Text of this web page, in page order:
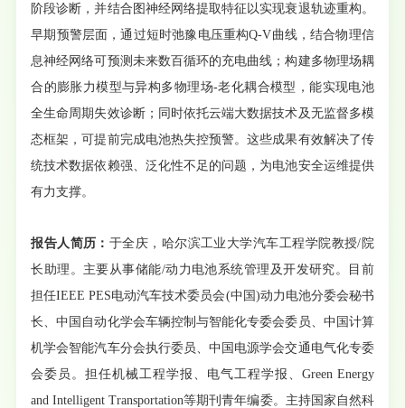
阶段诊断，并结合图神经网络提取特征以实现衰退轨迹重构。
早期预警层面，通过短时弛豫电压重构Q-V曲线，结合物理信
息神经网络可预测未来数百循环的充电曲线；构建多物理场耦
合的膨胀力模型与异构多物理场-老化耦合模型，能实现电池
全生命周期失效诊断；同时依托云端大数据技术及无监督多模
态框架，可提前完成电池热失控预警。这些成果有效解决了传
统技术数据依赖强、泛化性不足的问题，为电池安全运维提供
有力支撑。
报告人简历： 于全庆，哈尔滨工业大学汽车工程学院教授/院
长助理。主要从事储能/动力电池系统管理及开发研究。目前
担任IEEE PES电动汽车技术委员会(中国)动力电池分委会秘书
长、中国自动化学会车辆控制与智能化专委会委员、中国计算
机学会智能汽车分会执行委员、中国电源学会交通电气化专委
会委员。担任机械工程学报、电气工程学报、Green Energy
and Intelligent Transportation等期刊青年编委。主持国家自然科